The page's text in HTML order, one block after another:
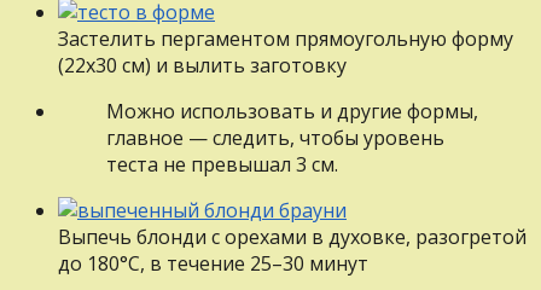
Застелить пергаментом прямоугольную форму
(22х30 см) и вылить заготовку
Можно использовать и другие формы,
главное — следить, чтобы уровень
теста не превышал 3 см.
Выпечь блонди с орехами в духовке, разогретой
до 180°С, в течение 25–30 минут